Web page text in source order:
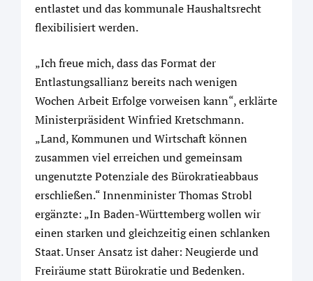
entlastet und das kommunale Haushaltsrecht
flexibilisiert werden.
„Ich freue mich, dass das Format der
Entlastungsallianz bereits nach wenigen
Wochen Arbeit Erfolge vorweisen kann“, erklärte
Ministerpräsident Winfried Kretschmann.
„Land, Kommunen und Wirtschaft können
zusammen viel erreichen und gemeinsam
ungenutzte Potenziale des Bürokratieabbaus
erschließen.“ Innenminister Thomas Strobl
ergänzte: „In Baden-Württemberg wollen wir
einen starken und gleichzeitig einen schlanken
Staat. Unser Ansatz ist daher: Neugierde und
Freiräume statt Bürokratie und Bedenken.